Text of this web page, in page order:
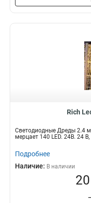
Rich
Светодиодные Дреды 2.4
мерцает 140 LED. 24В. 24
Подробнее
Наличие: В наличии